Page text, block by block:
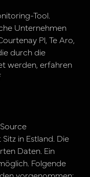
Tool.
Unternehmen
Pl, Te Aro,
durch die
werden, erfahren
in Estland. Die
Daten. Ein
Folgende